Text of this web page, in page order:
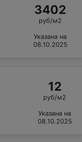
3402
руб/м2
Указана на
08.10.2025
12
руб/м2
Указана на
08.10.2025